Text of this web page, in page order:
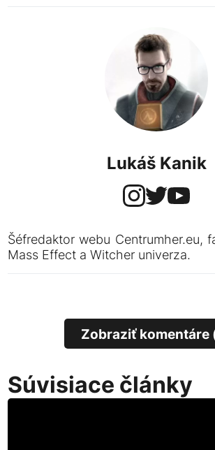
Lukáš Kanik
Šéfredaktor webu Centrumher.eu,
Mass Effect a Witcher univerza.
Zobraziť komentáre
Súvisiace články